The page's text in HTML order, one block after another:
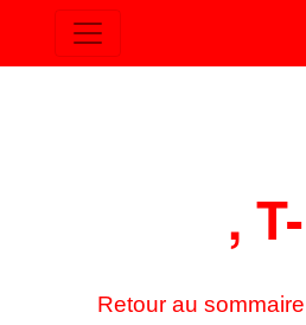
, T-
Retour au